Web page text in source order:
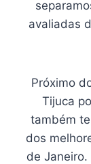
avaliadas
Próximo
Tijuca
também
dos
de Janeiro.